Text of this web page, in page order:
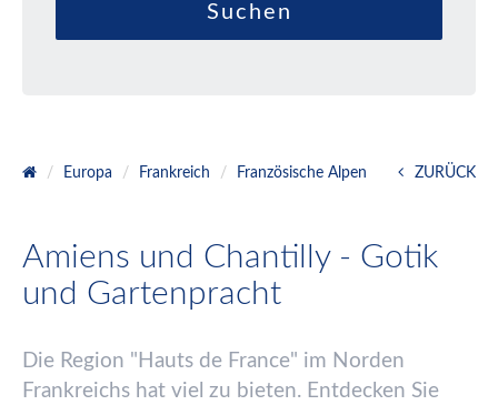
Europa Frankreich Französische Alpen ZURÜCK
Amiens und Chantilly - Gotik
und Gartenpracht
Die Region "Hauts de France" im Norden
Frankreichs hat viel zu bieten. Entdecken Sie